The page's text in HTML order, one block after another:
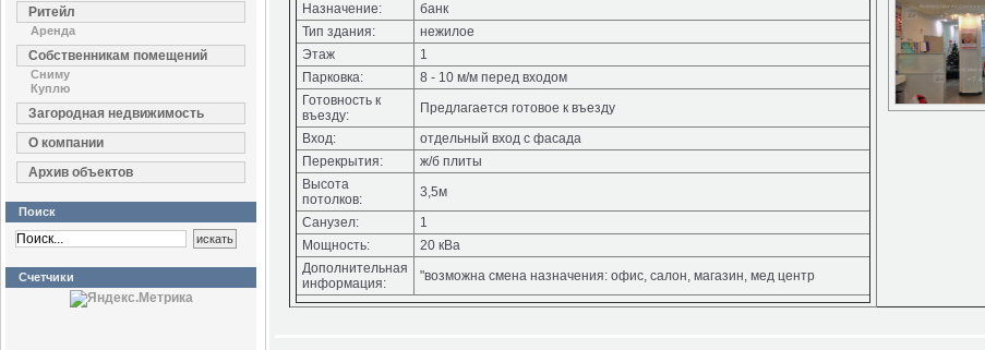
Ритейл
Аренда
Собственникам помещений
Сниму
Куплю
Загородная недвижимость
О компании
Архив объектов
Поиск
Счетчики
Назначение:
банк
Тип здания:
нежилое
Этаж
1
Парковка:
8 - 10 м/м перед входом
Готовность к
въезду:
Предлагается готовое к въезду
Вход:
отдельный вход с фасада
Перекрытия:
ж/б плиты
Высота
потолков:
3,5м
Санузел:
1
Мощность:
20 кВа
Дополнительная
информация:
"возможна смена назначения: офис, салон, магазин, мед центр